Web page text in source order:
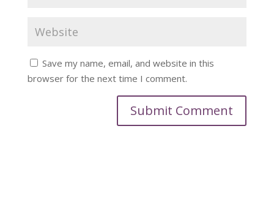
Save my name, email, and website in this
browser for the next time I comment.